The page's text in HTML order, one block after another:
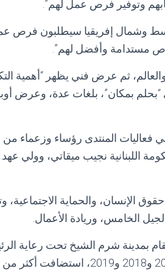
وتوفير فرص عمل لهم”.
مستدامة وأفضل لهم”.
ثم عرض فني يظهر “أهمية
“بحلم بمكان”، بلغات عدة، وعرض
المنتدى رؤساء وزعماء
نجيب ميقاتي، وولي عهد
الإنسان، والحماية الاجتماعية،
الخامس، وريادة الأعمال.
بمدينة شرم الشيخ تحت رعاية